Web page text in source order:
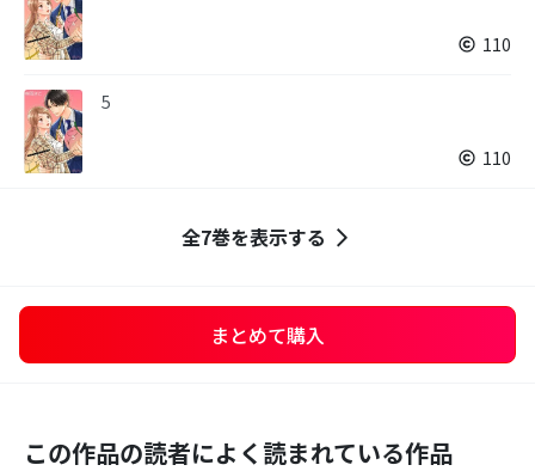
110
5
110
全7巻を表示する
まとめて購入
この作品の読者によく読まれている作品